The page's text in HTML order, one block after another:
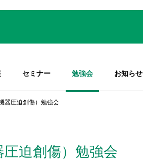
セミナー 勉強会 お知らせ
器圧迫創傷） 勉強会
迫創傷） 勉強会